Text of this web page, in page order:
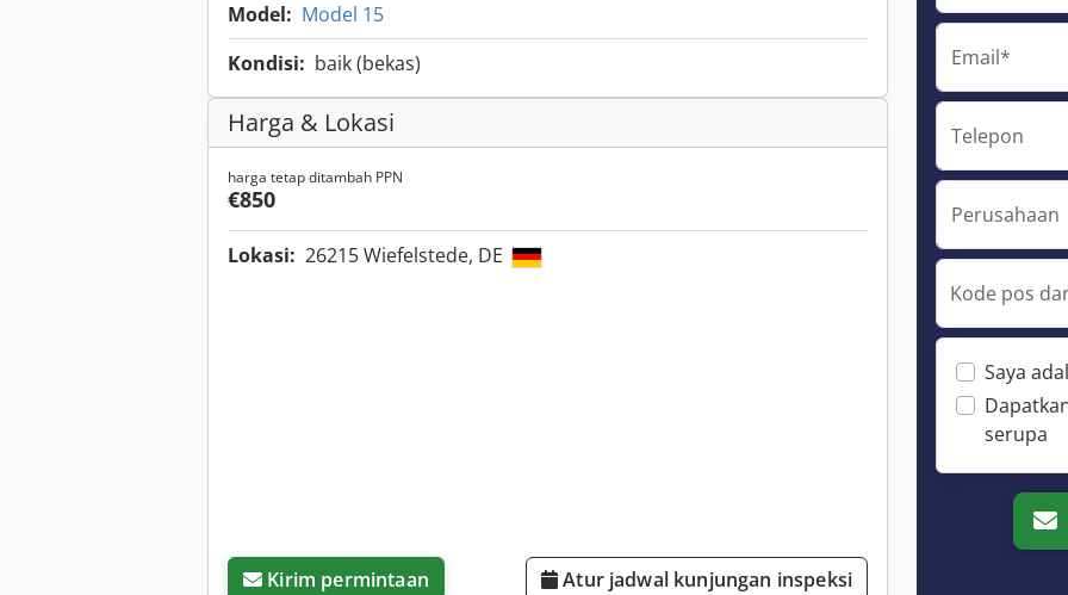
Model: Model 15
Kondisi: baik (bekas)
Harga & Lokasi
harga tetap ditambah PPN
€850
Lokasi: 26215 Wiefelstede, DE
Kirim permintaan Atur jadwal kunjungan inspeksi
Email*
Telepon
Perusahaan
Kode pos
Saya
serupa